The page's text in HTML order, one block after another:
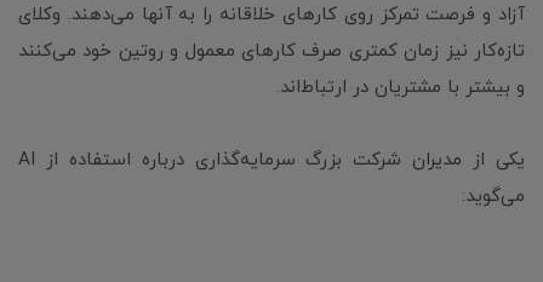
آزاد و فرصت تمرکز روی کارهای خلاقانه را به آنها می‌‌دهند. وکلای
تازه‌کار نیز زمان کمتری صرف کارهای معمول و روتین خود می‌کنند
و بیشتر با مشتریان در ارتباط‌اند.
یکی از مدیران شرکت بزرگ سرمایه‌گذاری در‌باره استفاده از AI
می‌گوید: